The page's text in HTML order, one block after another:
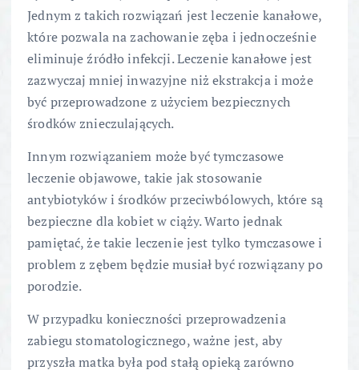
Jednym z takich rozwiązań jest leczenie kanałowe,
które pozwala na zachowanie zęba i jednocześnie
eliminuje źródło infekcji. Leczenie kanałowe jest
zazwyczaj mniej inwazyjne niż ekstrakcja i może
być przeprowadzone z użyciem bezpiecznych
środków znieczulających.
Innym rozwiązaniem może być tymczasowe
leczenie objawowe, takie jak stosowanie
antybiotyków i środków przeciwbólowych, które są
bezpieczne dla kobiet w ciąży. Warto jednak
pamiętać, że takie leczenie jest tylko tymczasowe i
problem z zębem będzie musiał być rozwiązany po
porodzie.
W przypadku konieczności przeprowadzenia
zabiegu stomatologicznego, ważne jest, aby
przyszła matka była pod stałą opieką zarówno